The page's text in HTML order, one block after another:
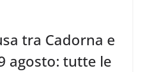
tra Cadorna e
agosto: tutte le